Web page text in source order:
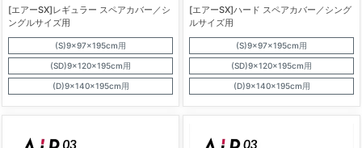
[エアーSX]レギュラー スペアカバー／シ
ングルサイズ用
(S)9×97×195cm用
(SD)9×120×195cm用
(D)9×140×195cm用
[エアーSX]ハード スペアカバー／シング
ルサイズ用
(S)9×97×195cm用
(SD)9×120×195cm用
(D)9×140×195cm用